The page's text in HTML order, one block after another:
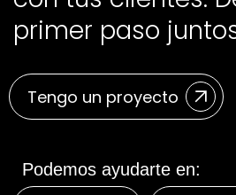
primer paso
Tengo un proyecto
Podemos ayudarte en: